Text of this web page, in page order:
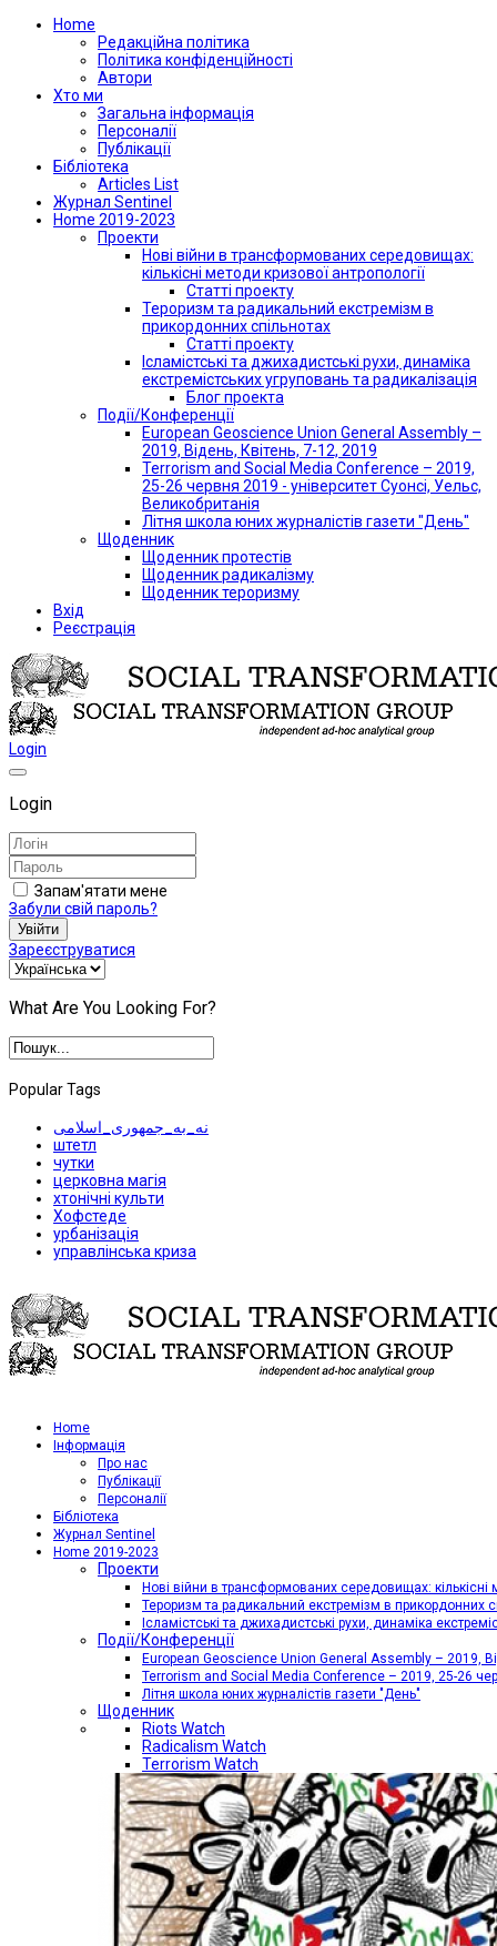
Home
Редакційна політика
Політика конфіденційності
Автори
Хто ми
Загальна інформація
Персоналії
Публікації
Бібліотека
Articles List
Журнал Sentinel
Home 2019-2023
Проекти
Нові війни в трансформованих середовищах:
кількісні методи кризової антропології
Статті проекту
Тероризм та радикальний екстремізм в
прикордонних спільнотах
Статті проекту
Ісламістські та джихадистські рухи, динаміка
екстремістських угруповань та радикалізація
Блог проекта
Події/Конференції
European Geoscience Union General Assembly –
2019, Відень, Квітень, 7-12, 2019
Terrorism and Social Media Conference – 2019,
25-26 червня 2019 - університет Суонсі, Уельс,
Великобританія
Літня школа юних журналістів газети "День"
Щоденник
Щоденник протестів
Щоденник радикалізму
Щоденник тероризму
Вхід
Реєстрація
Login
Login
Запам'ятати мене
Забули свій пароль?
Увійти
Зареєструватися
What Are You Looking For?
Popular Tags
نه_به_جمهوری_اسلامی
штетл
чутки
церковна магія
хтонічні культи
Хофстеде
урбанізація
управлінська криза
Home
Iнформація
Про нас
Публікації
Персоналії
Бібліотека
Журнал Sentinel
Home 2019-2023
Проекти
Нові війни в трансформованих середовищах: кількісні
Тероризм та радикальний екстремізм в прикордонних
Ісламістські та джихадистські рухи, динаміка
Події/Конференції
European Geoscience Union General Assembly – 2019,
Terrorism and Social Media Conference – 2019, 25-26
Літня школа юних журналістів газети "День"
Щоденник
Riots Watch
Radicalism Watch
Terrorism Watch